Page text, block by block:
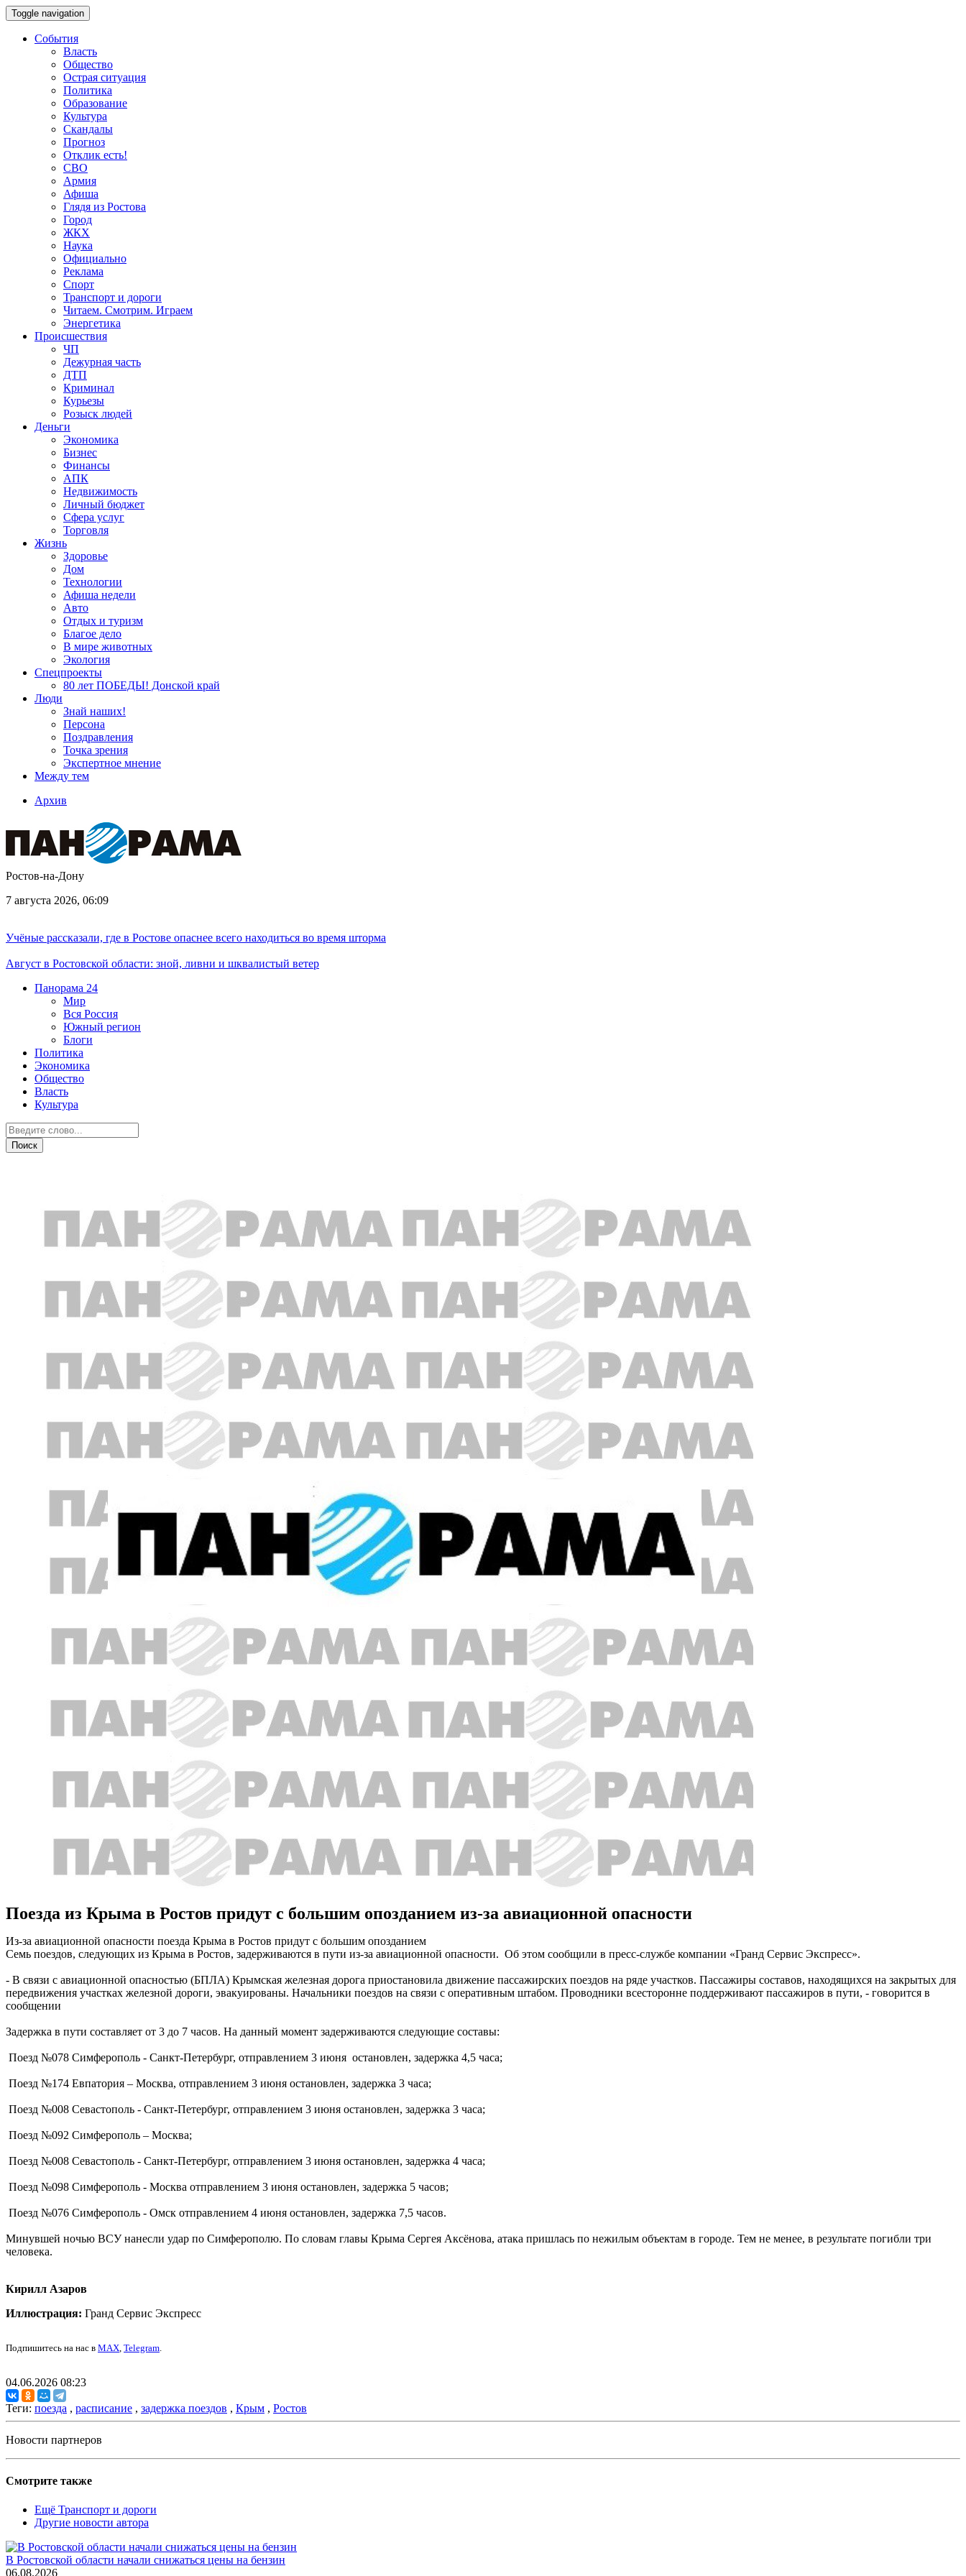
Toggle navigation
События
Власть
Общество
Острая ситуация
Политика
Образование
Культура
Скандалы
Прогноз
Отклик есть!
СВО
Армия
Афиша
Глядя из Ростова
Город
ЖКХ
Наука
Официально
Реклама
Спорт
Транспорт и дороги
Читаем. Смотрим. Играем
Энергетика
Происшествия
ЧП
Дежурная часть
ДТП
Криминал
Курьезы
Розыск людей
Деньги
Экономика
Бизнес
Финансы
АПК
Недвижимость
Личный бюджет
Сфера услуг
Торговля
Жизнь
Здоровье
Дом
Технологии
Афиша недели
Авто
Отдых и туризм
Благое дело
В мире животных
Экология
Спецпроекты
80 лет ПОБЕДЫ! Донской край
Люди
Знай наших!
Персона
Поздравления
Точка зрения
Экспертное мнение
Между тем
Архив
Ростов-на-Дону
7 августа 2026, 06:09
Учёные рассказали, где в Ростове опаснее всего находиться во время шторма
Август в Ростовской области: зной, ливни и шквалистый ветер
Панорама 24
Мир
Вся Россия
Южный регион
Блоги
Политика
Экономика
Общество
Власть
Культура
Поезда из Крыма в Ростов придут с большим опозданием из-за авиационной опасности
Из-за авиационной опасности поезда Крыма в Ростов придут с большим опозданием
Семь поездов, следующих из Крыма в Ростов, задерживаются в пути из-за авиационной опасности. Об этом сообщили в пресс-службе компании «Гранд Сервис Экспресс».
- В связи с авиационной опасностью (БПЛА) Крымская железная дорога приостановила движение пассажирских поездов на ряде участков. Пассажиры составов, находящихся на закрытых для
передвижения участках железной дороги, эвакуированы. Начальники поездов на связи с оперативным штабом. Проводники всесторонне поддерживают пассажиров в пути, - говорится в
сообщении
Задержка в пути составляет от 3 до 7 часов. На данный момент задерживаются следующие составы:
Поезд №078 Симферополь - Санкт-Петербург, отправлением 3 июня остановлен, задержка 4,5 часа;
Поезд №174 Евпатория – Москва, отправлением 3 июня остановлен, задержка 3 часа;
Поезд №008 Севастополь - Санкт-Петербург, отправлением 3 июня остановлен, задержка 3 часа;
Поезд №092 Симферополь – Москва;
Поезд №008 Севастополь - Санкт-Петербург, отправлением 3 июня остановлен, задержка 4 часа;
Поезд №098 Симферополь - Москва отправлением 3 июня остановлен, задержка 5 часов;
Поезд №076 Симферополь - Омск отправлением 4 июня остановлен, задержка 7,5 часов.
Минувшей ночью ВСУ нанесли удар по Симферополю. По словам главы Крыма Сергея Аксёнова, атака пришлась по нежилым объектам в городе. Тем не менее, в результате погибли три
человека.
Кирилл Азаров
Иллюстрация: Гранд Сервис Экспресс
Подпишитесь на нас в MAX, Telegram.
04.06.2026 08:23
Теги: поезда , расписание , задержка поездов , Крым , Ростов
Новости партнеров
Смотрите также
Ещё Транспорт и дороги
Другие новости автора
В Ростовской области начали снижаться цены на бензин
06.08.2026